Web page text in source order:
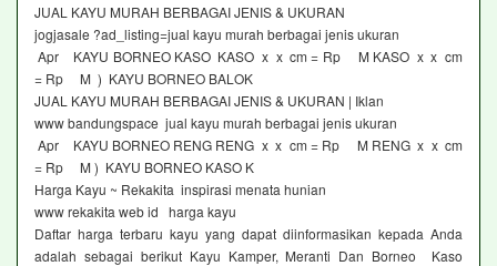
JUAL KAYU MURAH BERBAGAI JENIS & UKURAN
jogjasale ?ad_listing=jual kayu murah berbagai jenis ukuran
Apr KAYU BORNEO KASO KASO x x cm = Rp M KASO x x cm
= Rp M ) KAYU BORNEO BALOK
JUAL KAYU MURAH BERBAGAI JENIS & UKURAN | Iklan
www bandungspace jual kayu murah berbagai jenis ukuran
Apr KAYU BORNEO RENG RENG x x cm = Rp M RENG x x cm
= Rp M ) KAYU BORNEO KASO K
Harga Kayu ~ Rekakita inspirasi menata hunian
www rekakita web id harga kayu
Daftar harga terbaru kayu yang dapat diinformasikan kepada Anda
adalah sebagai berikut Kayu Kamper, Meranti Dan Borneo Kaso